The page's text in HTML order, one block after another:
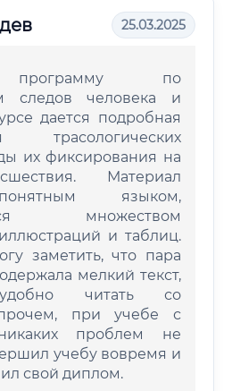
25.03.2025
программу по
следов человека и
дается подробная
трасологических
их фиксирования на
Материал
языком,
множеством
и таблиц.
заметить, что пара
мелкий текст,
читать со
при учебе с
проблем не
учебу вовремя и
свой диплом.